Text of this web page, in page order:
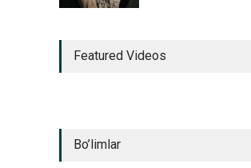
Featured Videos
Bo’limlar